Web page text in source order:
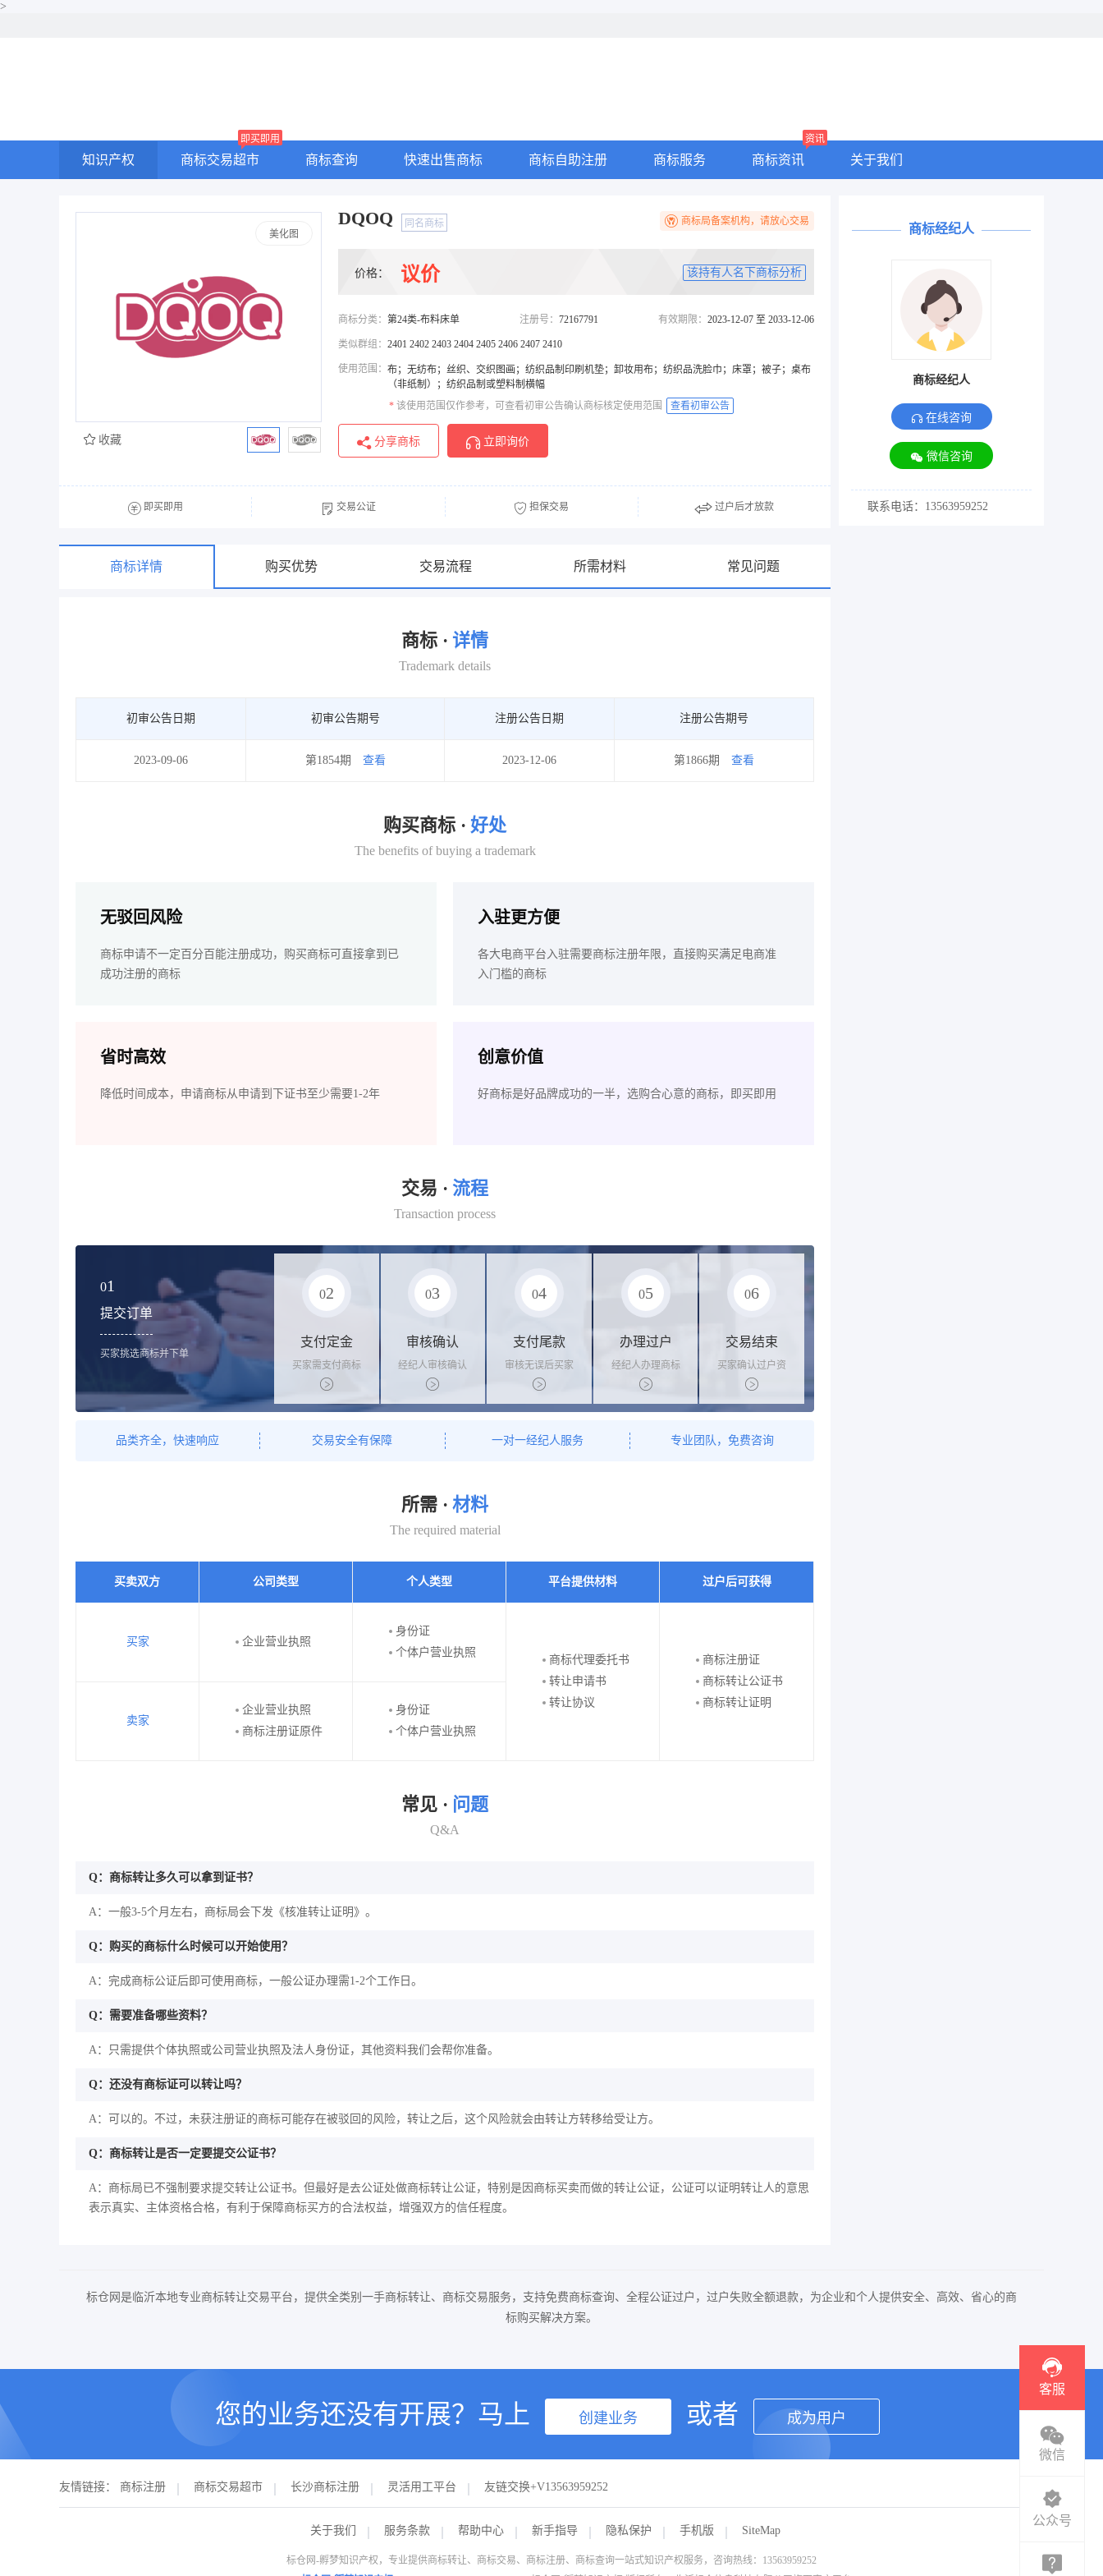
>
知识产权 商标交易超市
即买即用
商标查询 快速出售商标 商标自助注册 商标服务 商标资讯
资讯
关于我们
美化图
DQOQ 同名商标 商标局备案机构，请放心交易
价格： 议价 该持有人名下商标分析
商标分类： 第24类-布料床单 注册号： 72167791 有效期限： 2023-12-07 至 2033-12-06
类似群组： 2401 2402 2403 2404 2405 2406 2407 2410
使用范围： 布；无纺布；丝织、交织图画；纺织品制印刷机垫；卸妆用布；纺织品洗脸巾；床罩；被子；桌布
（非纸制）；纺织品制或塑料制横幅
* 该使用范围仅作参考，可查看初审公告确认商标核定使用范围 查看初审公告
分享商标 立即询价
收藏
即买即用 交易公证 担保交易 过户后才放款
商标详情 购买优势 交易流程 所需材料 常见问题
商标 · 详情
Trademark details
初审公告日期 初审公告期号 注册公告日期 注册公告期号
2023-09-06 第1854期 查看 2023-12-06 第1866期 查看
购买商标 · 好处
The benefits of buying a trademark
无驳回风险
商标申请不一定百分百能注册成功，购买商标可直接拿到已
成功注册的商标
入驻更方便
各大电商平台入驻需要商标注册年限，直接购买满足电商准
入门槛的商标
省时高效
降低时间成本，申请商标从申请到下证书至少需要1-2年
创意价值
好商标是好品牌成功的一半，选购合心意的商标，即买即用
交易 · 流程
Transaction process
01
提交订单
买家挑选商标并下单
02
支付定金
买家需支付商标
标价的10%的购
买订金
03
审核确认
经纪人审核确认
商标状态
04
支付尾款
审核无误后买家
支付尾款，卖家
办理相关手续
05
办理过户
经纪人办理商标
转让手续，交付
相关证书
06
交易结束
买家确认过户资
料后，平台解冻
资金支付卖家
品类齐全，快速响应 交易安全有保障 一对一经纪人服务 专业团队，免费咨询
所需 · 材料
The required material
买卖双方 公司类型 个人类型 平台提供材料 过户后可获得
买家 企业营业执照
身份证
个体户营业执照
商标代理委托书
转让申请书
转让协议
商标注册证
商标转让公证书
商标转让证明
卖家
企业营业执照
商标注册证原件
身份证
个体户营业执照
常见 · 问题
Q&A
Q：商标转让多久可以拿到证书？
A：一般3-5个月左右，商标局会下发《核准转让证明》。
Q：购买的商标什么时候可以开始使用？
A：完成商标公证后即可使用商标，一般公证办理需1-2个工作日。
Q：需要准备哪些资料？
A：只需提供个体执照或公司营业执照及法人身份证，其他资料我们会帮你准备。
Q：还没有商标证可以转让吗？
A：可以的。不过，未获注册证的商标可能存在被驳回的风险，转让之后，这个风险就会由转让方转移给受让方。
Q：商标转让是否一定要提交公证书？
A：商标局已不强制要求提交转让公证书。但最好是去公证处做商标转让公证，特别是因商标买卖而做的转让公证，公证可以证明转让人的意思
表示真实、主体资格合格，有利于保障商标买方的合法权益，增强双方的信任程度。
商标经纪人
商标经纪人
在线咨询
微信咨询
联系电话：13563959252
标仓网是临沂本地专业商标转让交易平台，提供全类别一手商标转让、商标交易服务，支持免费商标查询、全程公证过户，过户失败全额退款，为企业和个人提供安全、高效、省心的商
标购买解决方案。
您的业务还没有开展？马上 创建业务 或者 成为用户
友情链接： 商标注册 商标交易超市 长沙商标注册 灵活用工平台 友链交换+V13563959252
关于我们 服务条款 帮助中心 新手指导 隐私保护 手机版 SiteMap
标仓网-孵梦知识产权，专业提供商标转让、商标交易、商标注册、商标查询一站式知识产权服务，咨询热线：13563959252
客服
微信
公众号